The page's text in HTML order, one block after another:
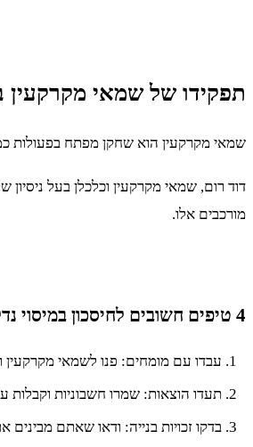
תפקידו של שמאי מקרקעין
שמאי מקרקעין הוא שחקן מפתח בפעולות
מורכבים אלו.
4 טיפים חשובים לחיסכון במיסוי נדל"ן
עבדו עם מומחים: פנו לשמאי מקרקעין
תעדו הוצאות: שמרו חשבוניות
בדקו זכויות בנייה: ודאו שאתם